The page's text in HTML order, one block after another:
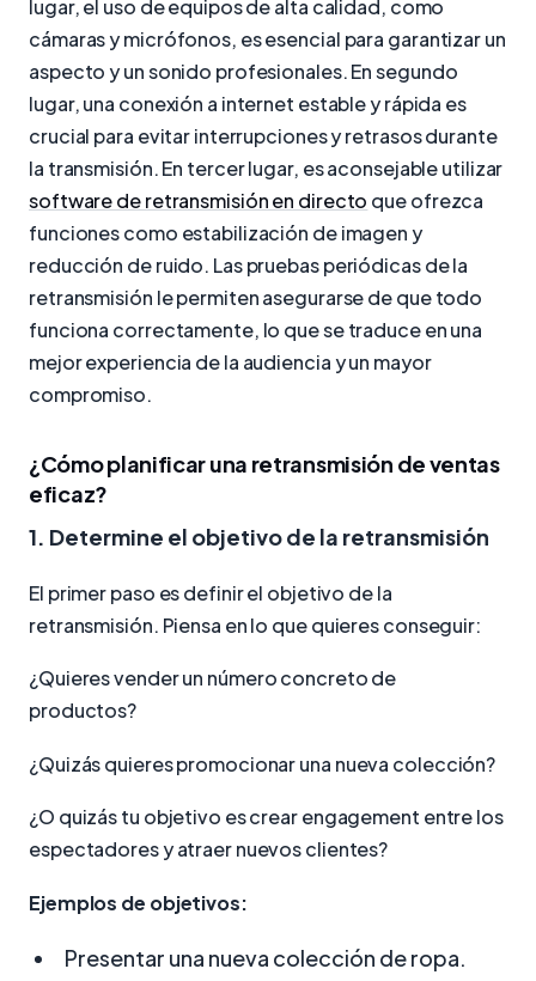
lugar, el uso de equipos de alta calidad, como
cámaras y micrófonos, es esencial para garantizar un
aspecto y un sonido profesionales. En segundo
lugar, una conexión a internet estable y rápida es
crucial para evitar interrupciones y retrasos durante
la transmisión. En tercer lugar, es aconsejable utilizar
software de retransmisión en directo que ofrezca
funciones como estabilización de imagen y
reducción de ruido. Las pruebas periódicas de la
retransmisión le permiten asegurarse de que todo
funciona correctamente, lo que se traduce en una
mejor experiencia de la audiencia y un mayor
compromiso.
¿Cómo planificar una retransmisión de ventas
eficaz?
1. Determine el objetivo de la retransmisión
El primer paso es definir el objetivo de la
retransmisión. Piensa en lo que quieres conseguir:
¿Quieres vender un número concreto de
productos?
¿Quizás quieres promocionar una nueva colección?
¿O quizás tu objetivo es crear engagement entre los
espectadores y atraer nuevos clientes?
Ejemplos de objetivos:
Presentar una nueva colección de ropa.